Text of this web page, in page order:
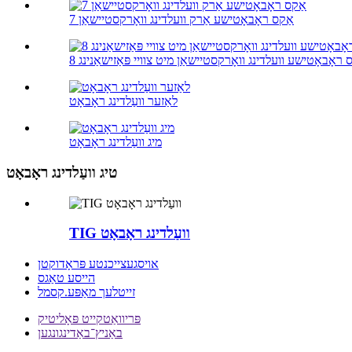
7 אַקס ראָבאָטישע אַרק וועלדינג וואָרקסטיישאַן
ראָבאָטישע וועלדינג וואָרקסטיישאַן מיט צוויי פּאַזישאַנינג
לאַזער וועַלדינג ראָבאָט
מיג וועַלדינג ראָבאָט
טיג וועַלדינג ראָבאָט
TIG וועַלדינג ראָבאָט
אויסגעצייכנטע פּראָדוקטן
הייסע טאַגס
זייטלעך מאַפּע.קסמל
פּריוואַטקייט פּאָליטיק
באַניץ־באַדינגונגען